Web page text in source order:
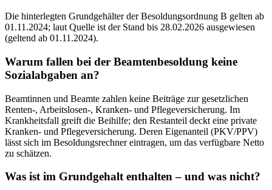
Die hinterlegten Grundgehälter der Besoldungsordnung B gelten ab
01.11.2024; laut Quelle ist der Stand bis 28.02.2026 ausgewiesen
(geltend ab 01.11.2024).
Warum fallen bei der Beamtenbesoldung keine
Sozialabgaben an?
Beamtinnen und Beamte zahlen keine Beiträge zur gesetzlichen
Renten-, Arbeitslosen-, Kranken- und Pflegeversicherung. Im
Krankheitsfall greift die Beihilfe; den Restanteil deckt eine private
Kranken- und Pflegeversicherung. Deren Eigenanteil (PKV/PPV)
lässt sich im Besoldungsrechner eintragen, um das verfügbare Netto
zu schätzen.
Was ist im Grundgehalt enthalten – und was nicht?